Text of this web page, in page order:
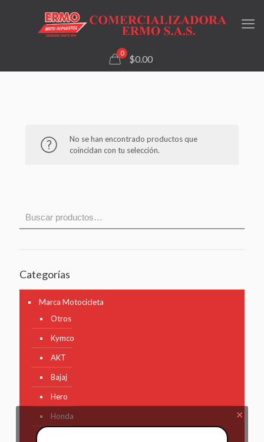
0
$0.00
No se han encontrado productos que
coincidan con tu selección.
Categorías
Marca Motocicleta
Otros
Kymco
AKT
Bajaj
Hero
Honda ✕